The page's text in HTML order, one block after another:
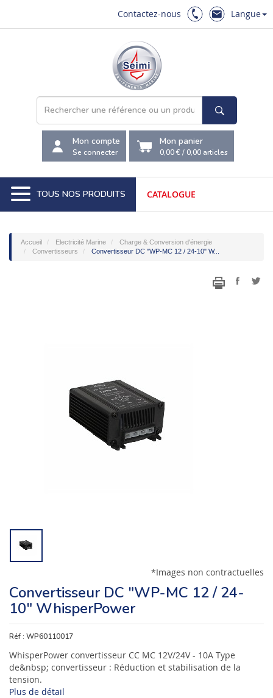
Contactez-nous Langue
Mon compte
Se connecter
Mon panier
0,00 €/0,00 articles
TOUS NOS PRODUITS CATALOGUE
Accueil Electricité Marine
Charge & Conversion d'énergie
Convertisseurs
Convertisseur DC "WP-MC 12 / 24-10" W...
*Images non contractuelles
Convertisseur DC "WP-MC 12 / 24-
10" WhisperPower
Réf : WP60110017
WhisperPower convertisseur CC MC 12V/24V - 10A Type
de&nbsp; convertisseur : Réduction et stabilisation de la
tension.
Plus de détail